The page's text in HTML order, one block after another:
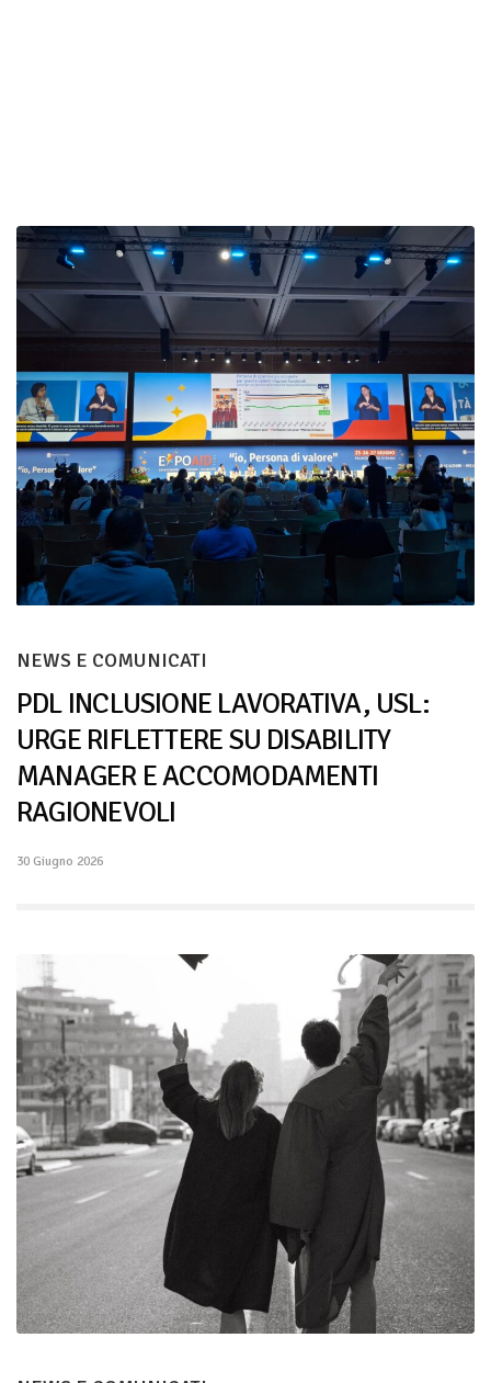
NEWS E COMUNICATI
PDL INCLUSIONE LAVORATIVA, USL:
URGE RIFLETTERE SU DISABILITY
MANAGER E ACCOMODAMENTI
RAGIONEVOLI
30 Giugno 2026